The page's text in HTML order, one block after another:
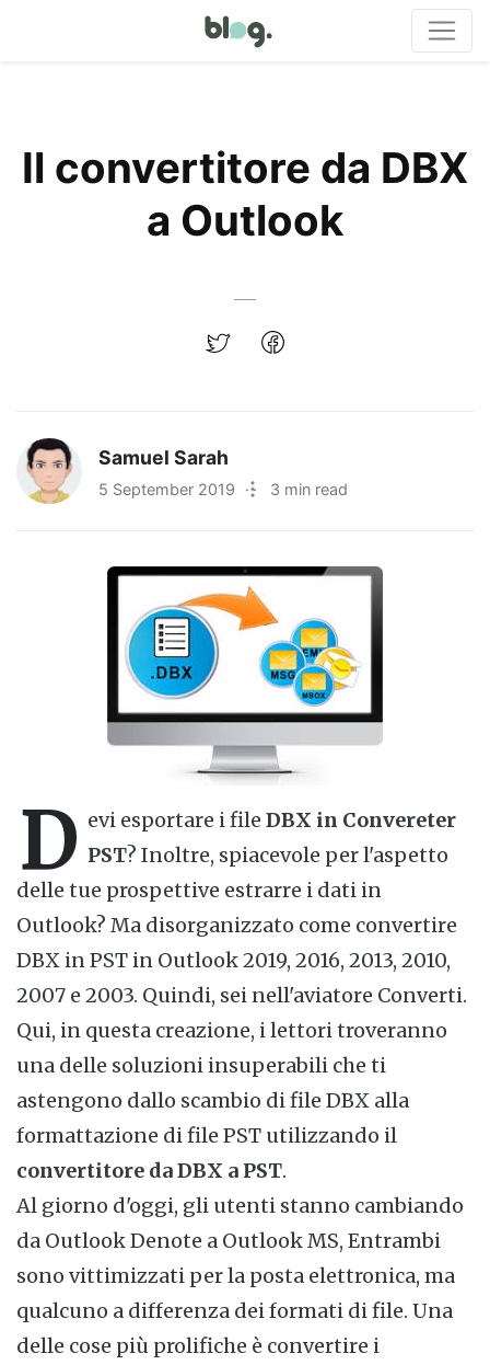
Il convertitore da DBX
a Outlook
Samuel Sarah
5 September 2019 · 3 min read
D evi esportare i file DBX in Convereter
PST? Inoltre, spiacevole per l'aspetto
delle tue prospettive estrarre i dati in
Outlook? Ma disorganizzato come convertire
DBX in PST in Outlook 2019, 2016, 2013, 2010,
2007 e 2003. Quindi, sei nell'aviatore Converti.
Qui, in questa creazione, i lettori troveranno
una delle soluzioni insuperabili che ti
astengono dallo scambio di file DBX alla
formattazione di file PST utilizzando il
convertitore da DBX a PST.
Al giorno d'oggi, gli utenti stanno cambiando
da Outlook Denote a Outlook MS, Entrambi
sono vittimizzati per la posta elettronica, ma
qualcuno a differenza dei formati di file. Una
delle cose più prolifiche è convertire i